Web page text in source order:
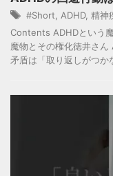
#Short, ADHD, 精神
Contents ADHDという
魔物とその権化徳井さ
矛盾は「取り返しがつ